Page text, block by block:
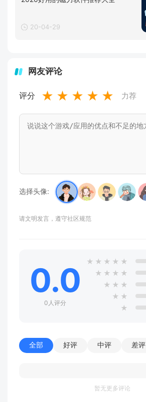
20-04-29
网友评论
评分 ★ ★ ★ ★ ★ 力荐
选择头像:
请文明发言，遵守社区规范
0.0
0人评分
★ ★ ★ ★ ★
★ ★ ★ ★
★ ★ ★
★ ★
★
全部 好评 中评 差评
暂无更多评论